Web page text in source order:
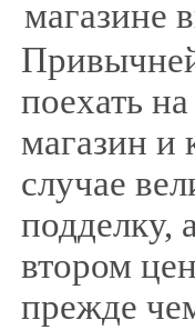
поехать
магазин и
случае
подделку,
втором
прежде